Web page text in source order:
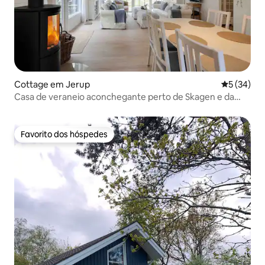
Cottage em Jerup
5 (34)
Casa de veraneio aconchegante perto de Skagen e da
Favorito dos hóspedes
Favorito dos hóspedes